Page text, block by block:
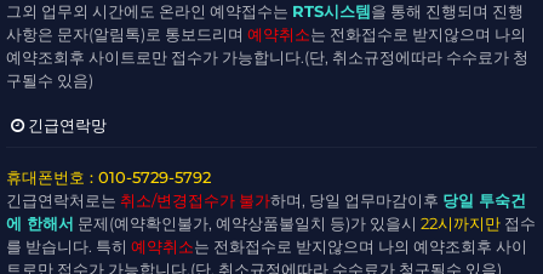
그외 업무외 시간에도 온라인 예약접수는 RTS시스템을 통해 진행되며 진행
사항은 문자(알림톡)로 통보드리며 예약취소는 전화접수로 받지않으며 나의
예약조회후 사이트로만 접수가 가능합니다.(단, 취소규정에따라 수수료가 청
구될수 있음)
긴급연락망
휴대폰번호 : 010-5729-5792
긴급연락처로는 취소/변경접수가 불가하며, 당일 업무마감이후 당일 투숙건
에 한해서 문제(예약확인불가, 예약상품불일치 등)가 있을시 22시까지만 접수
를 받습니다. 특히 예약취소는 전화접수로 받지않으며 나의 예약조회후 사이
트로만 접수가 가능합니다.(단, 취소규정에따라 수수료가 청구될수 있음)